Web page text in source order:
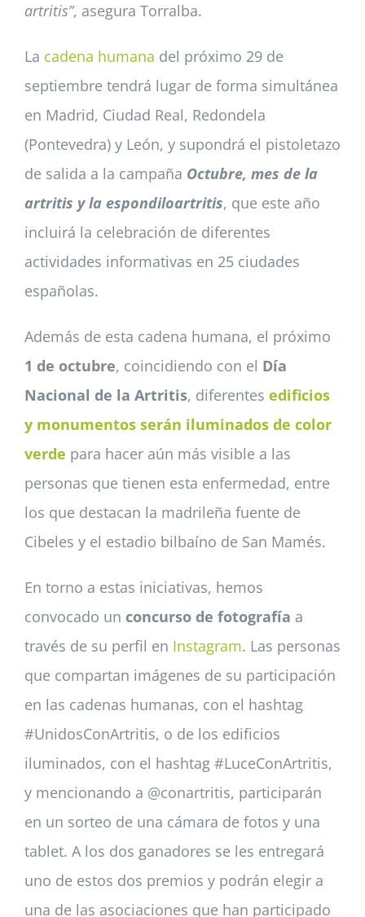
artritis”, asegura Torralba.
La cadena humana del próximo 29 de
septiembre tendrá lugar de forma simultánea
en Madrid, Ciudad Real, Redondela
(Pontevedra) y León, y supondrá el pistoletazo
de salida a la campaña Octubre, mes de la
artritis y la espondiloartritis, que este año
incluirá la celebración de diferentes
actividades informativas en 25 ciudades
españolas.
Además de esta cadena humana, el próximo
1 de octubre, coincidiendo con el Día
Nacional de la Artritis, diferentes edificios
y monumentos serán iluminados de color
verde para hacer aún más visible a las
personas que tienen esta enfermedad, entre
los que destacan la madrileña fuente de
Cibeles y el estadio bilbaíno de San Mamés.
En torno a estas iniciativas, hemos
convocado un concurso de fotografía a
través de su perfil en Instagram. Las personas
que compartan imágenes de su participación
en las cadenas humanas, con el hashtag
#UnidosConArtritis, o de los edificios
iluminados, con el hashtag #LuceConArtritis,
y mencionando a @conartritis, participarán
en un sorteo de una cámara de fotos y una
tablet. A los dos ganadores se les entregará
uno de estos dos premios y podrán elegir a
una de las asociaciones que han participado